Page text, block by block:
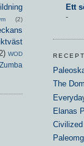
Ett
-
The
Elanas
Paleomg
(2)
WOD
Zumba